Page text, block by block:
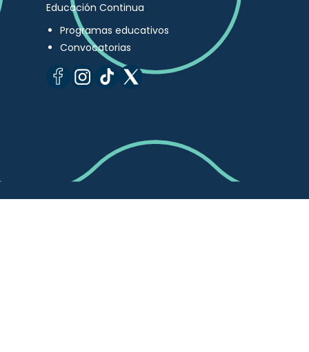
Educación Continua
Programas educativos
Convocatorias